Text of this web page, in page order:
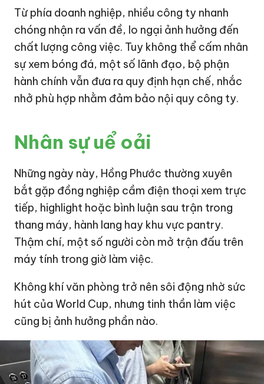
Từ phía doanh nghiệp, nhiều công ty nhanh
chóng nhận ra vấn đề, lo ngại ảnh hưởng đến
chất lượng công việc. Tuy không thể cấm nhân
sự xem bóng đá, một số lãnh đạo, bộ phận
hành chính vẫn đưa ra quy định hạn chế, nhắc
nhở phù hợp nhằm đảm bảo nội quy công ty.
Nhân sự uể oải
Những ngày này, Hồng Phước thường xuyên
bắt gặp đồng nghiệp cầm điện thoại xem trực
tiếp, highlight hoặc bình luận sau trận trong
thang máy, hành lang hay khu vực pantry.
Thậm chí, một số người còn mở trận đấu trên
máy tính trong giờ làm việc.
Không khí văn phòng trở nên sôi động nhờ sức
hút của World Cup, nhưng tinh thần làm việc
cũng bị ảnh hưởng phần nào.